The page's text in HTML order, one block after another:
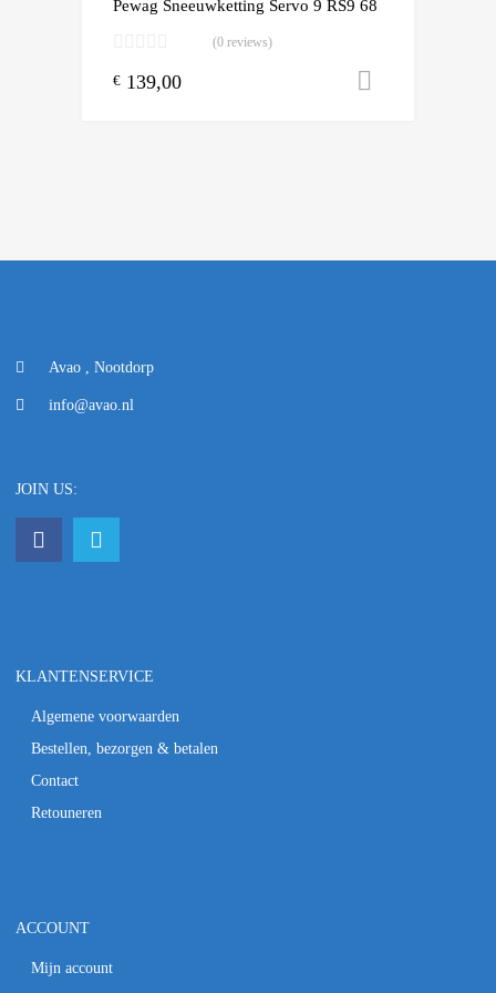
Pewag Sneeuwketting Servo 9 RS9 68
(0 reviews)
€ 139,00
Avao , Nootdorp
info@avao.nl
JOIN US:
KLANTENSERVICE
Algemene voorwaarden
Bestellen, bezorgen & betalen
Contact
Retouneren
ACCOUNT
Mijn account